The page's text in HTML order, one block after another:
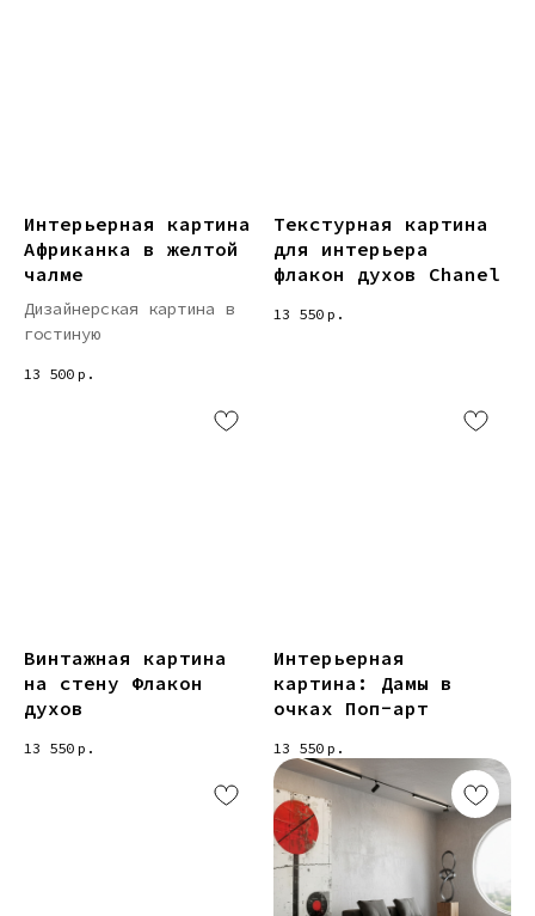
Интерьерная картина
Африканка в желтой
чалме
Дизайнерская картина в
гостиную
13 500 р.
Текстурная картина
для интерьера
флакон духов Chanel
13 550 р.
Винтажная картина
на стену Флакон
духов
13 550 р.
Интерьерная
картина: Дамы в
очках Поп-арт
13 550 р.